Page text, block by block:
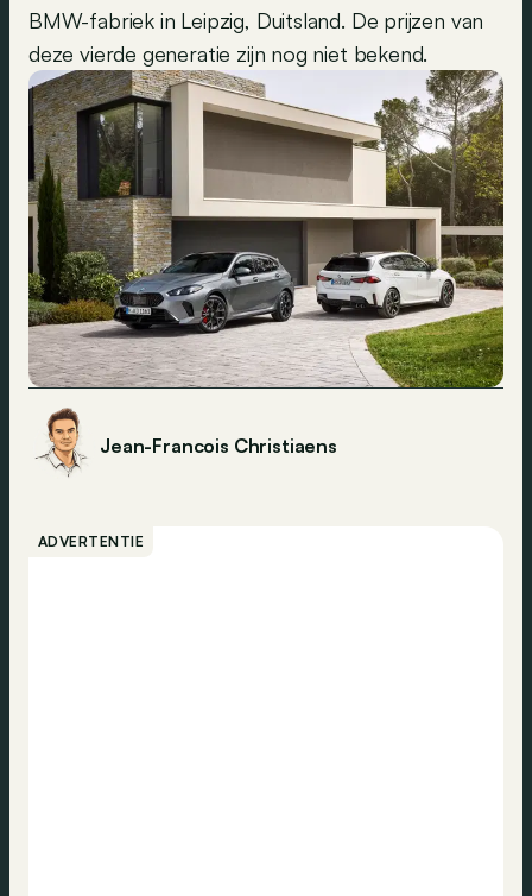
BMW-fabriek in Leipzig, Duitsland. De prijzen van
deze vierde generatie zijn nog niet bekend.
Jean-Francois Christiaens
ADVERTENTIE